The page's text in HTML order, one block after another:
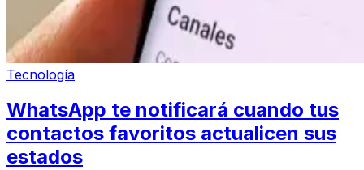
Tecnología
WhatsApp te notificará cuando tus
contactos favoritos actualicen sus
estados